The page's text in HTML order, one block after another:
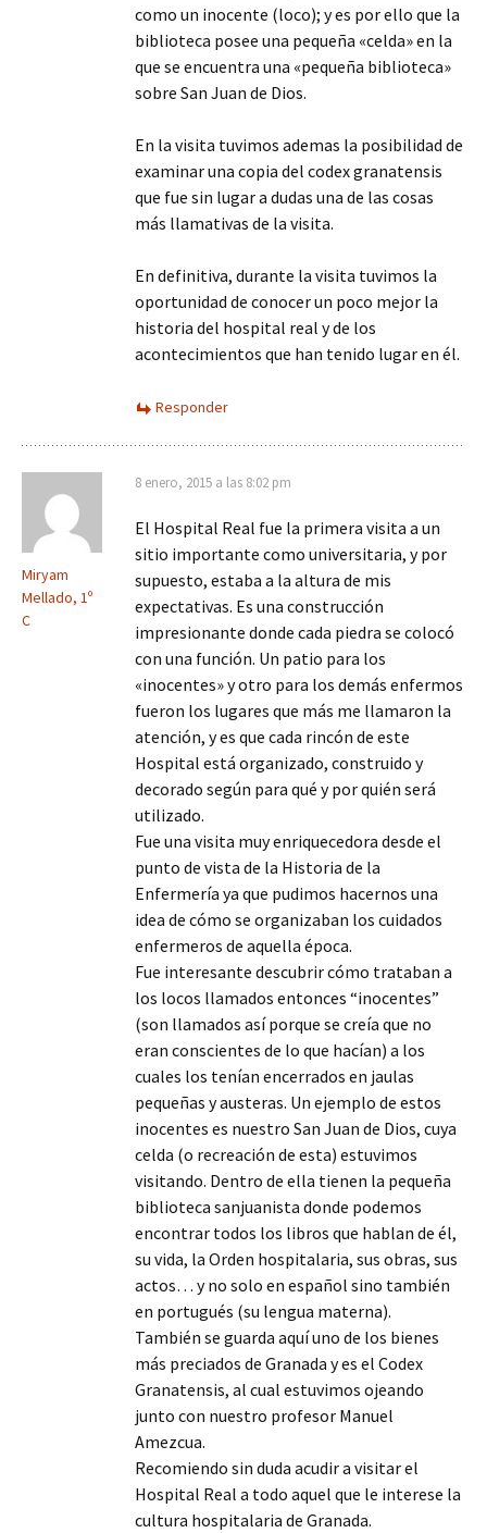
como un inocente (loco); y es por ello que la
biblioteca posee una pequeña «celda» en la
que se encuentra una «pequeña biblioteca»
sobre San Juan de Dios.
En la visita tuvimos ademas la posibilidad de
examinar una copia del codex granatensis
que fue sin lugar a dudas una de las cosas
más llamativas de la visita.
En definitiva, durante la visita tuvimos la
oportunidad de conocer un poco mejor la
historia del hospital real y de los
acontecimientos que han tenido lugar en él.
Responder
Miryam
Mellado, 1º
C
8 enero, 2015 a las 8:02 pm
El Hospital Real fue la primera visita a un
sitio importante como universitaria, y por
supuesto, estaba a la altura de mis
expectativas. Es una construcción
impresionante donde cada piedra se colocó
con una función. Un patio para los
«inocentes» y otro para los demás enfermos
fueron los lugares que más me llamaron la
atención, y es que cada rincón de este
Hospital está organizado, construido y
decorado según para qué y por quién será
utilizado.
Fue una visita muy enriquecedora desde el
punto de vista de la Historia de la
Enfermería ya que pudimos hacernos una
idea de cómo se organizaban los cuidados
enfermeros de aquella época.
Fue interesante descubrir cómo trataban a
los locos llamados entonces “inocentes”
(son llamados así porque se creía que no
eran conscientes de lo que hacían) a los
cuales los tenían encerrados en jaulas
pequeñas y austeras. Un ejemplo de estos
inocentes es nuestro San Juan de Dios, cuya
celda (o recreación de esta) estuvimos
visitando. Dentro de ella tienen la pequeña
biblioteca sanjuanista donde podemos
encontrar todos los libros que hablan de él,
su vida, la Orden hospitalaria, sus obras, sus
actos… y no solo en español sino también
en portugués (su lengua materna).
También se guarda aquí uno de los bienes
más preciados de Granada y es el Codex
Granatensis, al cual estuvimos ojeando
junto con nuestro profesor Manuel
Amezcua.
Recomiendo sin duda acudir a visitar el
Hospital Real a todo aquel que le interese la
cultura hospitalaria de Granada.